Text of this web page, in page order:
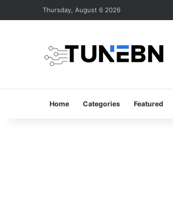
Thursday, August 6 2026
Home Categories Featured